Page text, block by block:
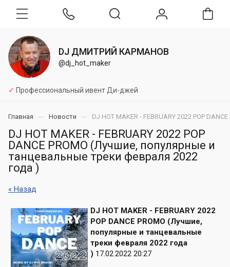
DJ ДМИТРИЙ КАРМАНОВ
@dj_hot_maker
✓ Профессиональный ивент Ди-джей
Главная Новости DJ HOT MAKER - FEBRUARY 2022 POP
DJ HOT MAKER - FEBRUARY 2022 POP
DANCE PROMO (Лучшие, популярные и
танцевальные треки февраля 2022
года )
« Назад
DJ HOT MAKER - FEBRUARY 2022
POP DANCE PROMO (Лучшие,
популярные и танцевальные
треки февраля 2022 года
) 17.02.2022 20:27